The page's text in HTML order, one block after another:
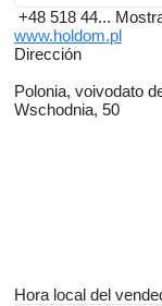
+48 518 44...
www.holdom.pl
Dirección
Polonia, voivodato
Wschodnia, 50
Hora local del